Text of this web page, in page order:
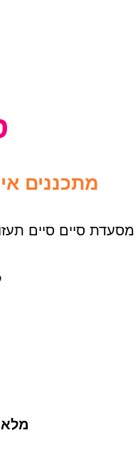
מתכננים
מסעדת סיים סיים